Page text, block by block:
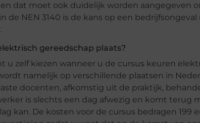
dat moet ook duidelijk worden aangegeven
de NEN 3140 is de kans op een
gereedschap plaats?
u zelf kiezen wanneer u de cursus keuren
namelijk op verschillende plaatsen in
docenten, afkomstig uit de praktijk,
is slechts een dag afwezig en komt terug
kan. De kosten voor de cursus bedragen 199